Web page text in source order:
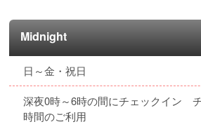
Midnight
日～金・祝日
深夜0時～6時の間にチェックイン
時間のご利用